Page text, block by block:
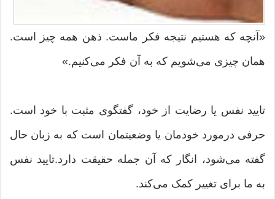
«آنچه که هستیم نتیجه فکر ماست. ذهن همه چیز است.
همان چیزی می‌شویم که به آن فکر می‌کنیم.»
تایید نفس یا رضایت از خود، گفتگوی مثبت با خود است.
حرفی درمورد خودمان یا وضعیتمان است که به زبان حال
گفته می‌شود، انگار که آن جمله حقیقت دارد.تایید نفس
به ما برای تغییر کمک می‌کند.